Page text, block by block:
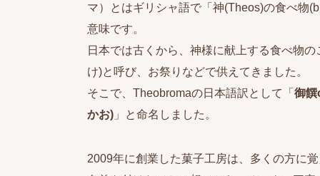
マ）とはギリシャ語で「神(Theos)の食べ物
意味です。
日本では古くから、神様に献上する食べ物の
け)と呼び、お祭りなどで供えてきました。
そこで、Theobromaの日本語訳として「 御饌
かお) 」と命名しました。
2009年に創業した菓子工房は、多くの方に